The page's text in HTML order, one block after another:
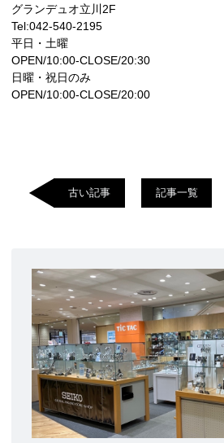
グランデュオ立川2F
Tel:042-540-2195
平日・土曜
OPEN/10:00-CLOSE/20:30
日曜・祝日のみ
OPEN/10:00-CLOSE/20:00
古い記事 記事一覧